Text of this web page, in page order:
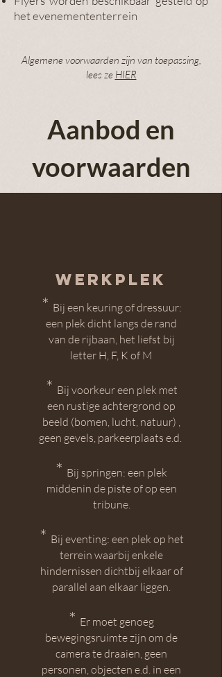
het evenemententerrein
Algemene voorwaarden zijn van toepassing,
lees ze HIER
Aanbod en
voorwaarden
Werkplek
* Bij een keuring of dressuur:
een plek dicht langs de rand
van de rijbaan, het liefst bij
letter H, F, K of M
* Bij voorkeur een plek met
een rustige achtergrond op
beeld (bomen, lucht, natuur) ,
geen gevels, parkeerplaats e.d.
* Bij springen: een plek
middenin de piste of op een
tribune.
* Bij eventing: een plek op het
terrein waarbij enkele
hindernissen dichtbij elkaar of
parallel aan elkaar liggen.
* Er moet genoeg
bewegingsruimte zijn om de
camera te draaien, geen
personen, objecten e.d. in een